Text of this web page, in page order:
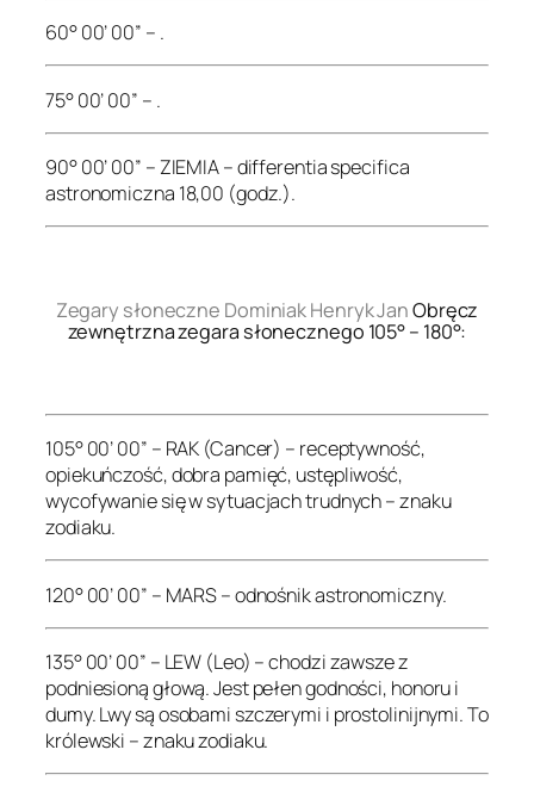
60° 00’ 00” – .
75° 00’ 00” – .
90° 00’ 00” – ZIEMIA – differentia specifica
astronomiczna 18,00 (godz.).
Zegary słoneczne Dominiak Henryk JanObręcz
zewnętrzna zegara słonecznego 105° – 180°:
105° 00’ 00” – RAK (Cancer) – receptywność,
opiekuńczość, dobra pamięć, ustępliwość,
wycofywanie się w sytuacjach trudnych – znaku
zodiaku.
120° 00’ 00” – MARS – odnośnik astronomiczny.
135° 00’ 00” – LEW (Leo) – chodzi zawsze z
podniesioną głową. Jest pełen godności, honoru i
dumy. Lwy są osobami szczerymi i prostolinijnymi. To
królewski – znaku zodiaku.